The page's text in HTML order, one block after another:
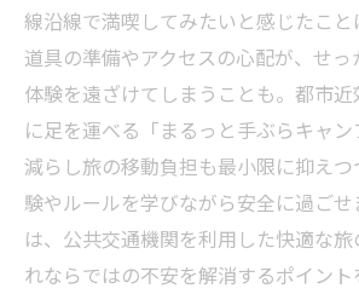
線沿線で満喫してみたいと感じたこと
道具の準備やアクセスの心配が、せ
体験を遠ざけてしまうことも。都市
に足を運べる「まるっと手ぶらキャ
減らし旅の移動負担も最小限に抑え
験やルールを学びながら安全に過ごせ
は、公共交通機関を利用した快適な
れならではの不安を解消するポイン